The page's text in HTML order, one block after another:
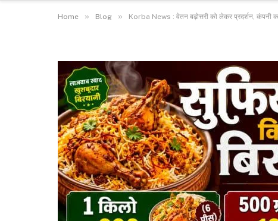
Home » Blog » Korba News : वेतन बढ़ोत्तरी को लेकर प्रदर्शन, कंपनी